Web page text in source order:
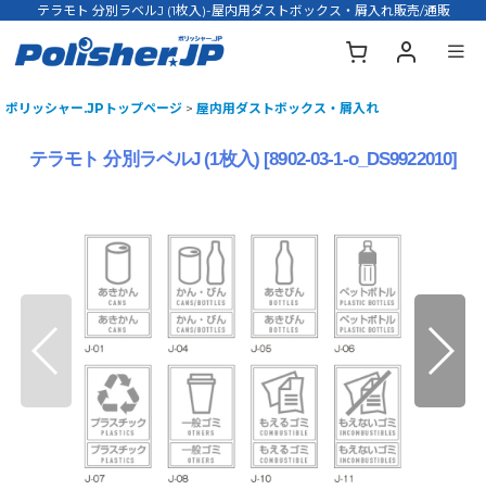
テラモト 分別ラベルJ (1枚入)-屋内用ダストボックス・屑入れ販売/通販
ポリッシャー.JPトップページ > 屋内用ダストボックス・屑入れ
テラモト 分別ラベルJ (1枚入) [8902-03-1-o_DS9922010]